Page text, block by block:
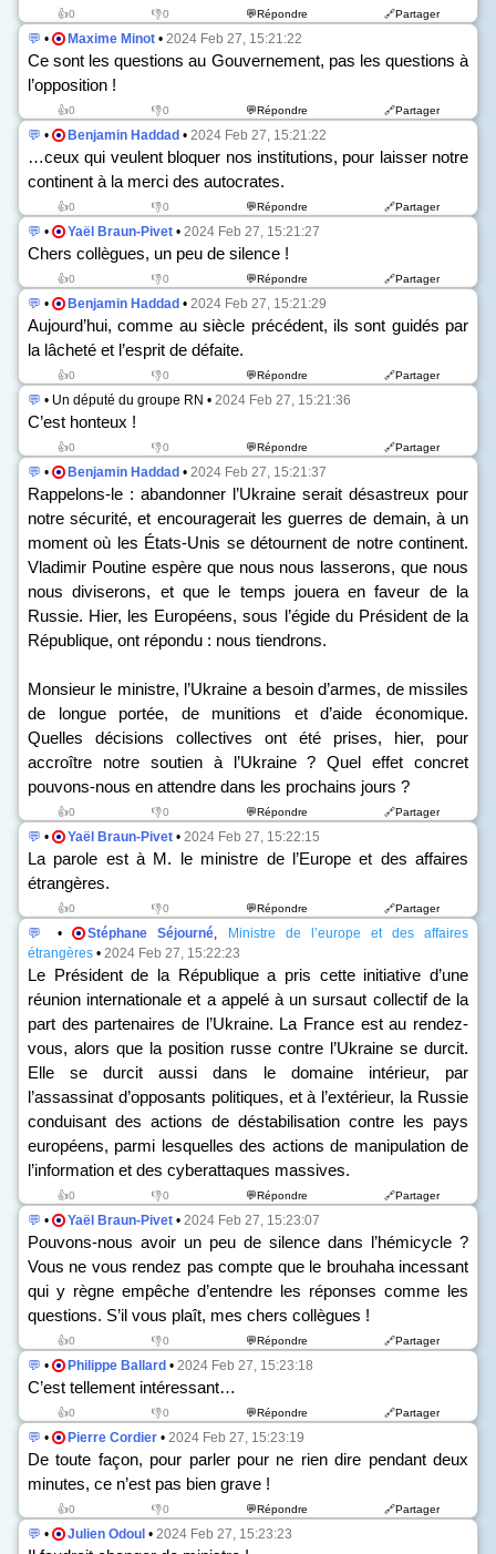
👍0 👎0 💬Répondre 🔗Partager
💬 • Maxime Minot • 2024 Feb 27, 15:21:22
Ce sont les questions au Gouvernement, pas les questions à
l’opposition !
👍0 👎0 💬Répondre 🔗Partager
💬 • Benjamin Haddad • 2024 Feb 27, 15:21:22
…ceux qui veulent bloquer nos institutions, pour laisser notre
continent à la merci des autocrates.
👍0 👎0 💬Répondre 🔗Partager
💬 • Yaël Braun-Pivet • 2024 Feb 27, 15:21:27
Chers collègues, un peu de silence !
👍0 👎0 💬Répondre 🔗Partager
💬 • Benjamin Haddad • 2024 Feb 27, 15:21:29
Aujourd’hui, comme au siècle précédent, ils sont guidés par
la lâcheté et l’esprit de défaite.
👍0 👎0 💬Répondre 🔗Partager
💬 • Un député du groupe RN • 2024 Feb 27, 15:21:36
C’est honteux !
👍0 👎0 💬Répondre 🔗Partager
💬 • Benjamin Haddad • 2024 Feb 27, 15:21:37
Rappelons-le : abandonner l’Ukraine serait désastreux pour
notre sécurité, et encouragerait les guerres de demain, à un
moment où les États-Unis se détournent de notre continent.
Vladimir Poutine espère que nous nous lasserons, que nous
nous diviserons, et que le temps jouera en faveur de la
Russie. Hier, les Européens, sous l’égide du Président de la
République, ont répondu : nous tiendrons.
Monsieur le ministre, l’Ukraine a besoin d’armes, de missiles
de longue portée, de munitions et d’aide économique.
Quelles décisions collectives ont été prises, hier, pour
accroître notre soutien à l’Ukraine ? Quel effet concret
pouvons-nous en attendre dans les prochains jours ?
👍0 👎0 💬Répondre 🔗Partager
💬 • Yaël Braun-Pivet • 2024 Feb 27, 15:22:15
La parole est à M. le ministre de l’Europe et des affaires
étrangères.
👍0 👎0 💬Répondre 🔗Partager
💬 • Stéphane Séjourné,
Ministre de l’europe et des affaires
étrangères • 2024 Feb 27, 15:22:23
Le Président de la République a pris cette initiative d’une
réunion internationale et a appelé à un sursaut collectif de la
part des partenaires de l’Ukraine. La France est au rendez-
vous, alors que la position russe contre l’Ukraine se durcit.
Elle se durcit aussi dans le domaine intérieur, par
l’assassinat d’opposants politiques, et à l’extérieur, la Russie
conduisant des actions de déstabilisation contre les pays
européens, parmi lesquelles des actions de manipulation de
l’information et des cyberattaques massives.
👍0 👎0 💬Répondre 🔗Partager
💬 • Yaël Braun-Pivet • 2024 Feb 27, 15:23:07
Pouvons-nous avoir un peu de silence dans l’hémicycle ?
Vous ne vous rendez pas compte que le brouhaha incessant
qui y règne empêche d’entendre les réponses comme les
questions. S’il vous plaît, mes chers collègues !
👍0 👎0 💬Répondre 🔗Partager
💬 • Philippe Ballard • 2024 Feb 27, 15:23:18
C’est tellement intéressant…
👍0 👎0 💬Répondre 🔗Partager
💬 • Pierre Cordier • 2024 Feb 27, 15:23:19
De toute façon, pour parler pour ne rien dire pendant deux
minutes, ce n’est pas bien grave !
👍0 👎0 💬Répondre 🔗Partager
💬 • Julien Odoul • 2024 Feb 27, 15:23:23